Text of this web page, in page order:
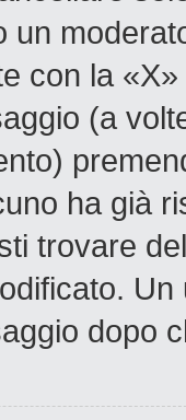
un
con la
(a
ha già
trovare
dopo